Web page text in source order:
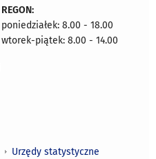
REGON:
poniedziałek: 8.00 - 18.00
wtorek-piątek: 8.00 - 14.00
Urzędy statystyczne